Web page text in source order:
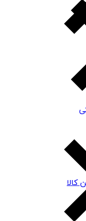
کالا